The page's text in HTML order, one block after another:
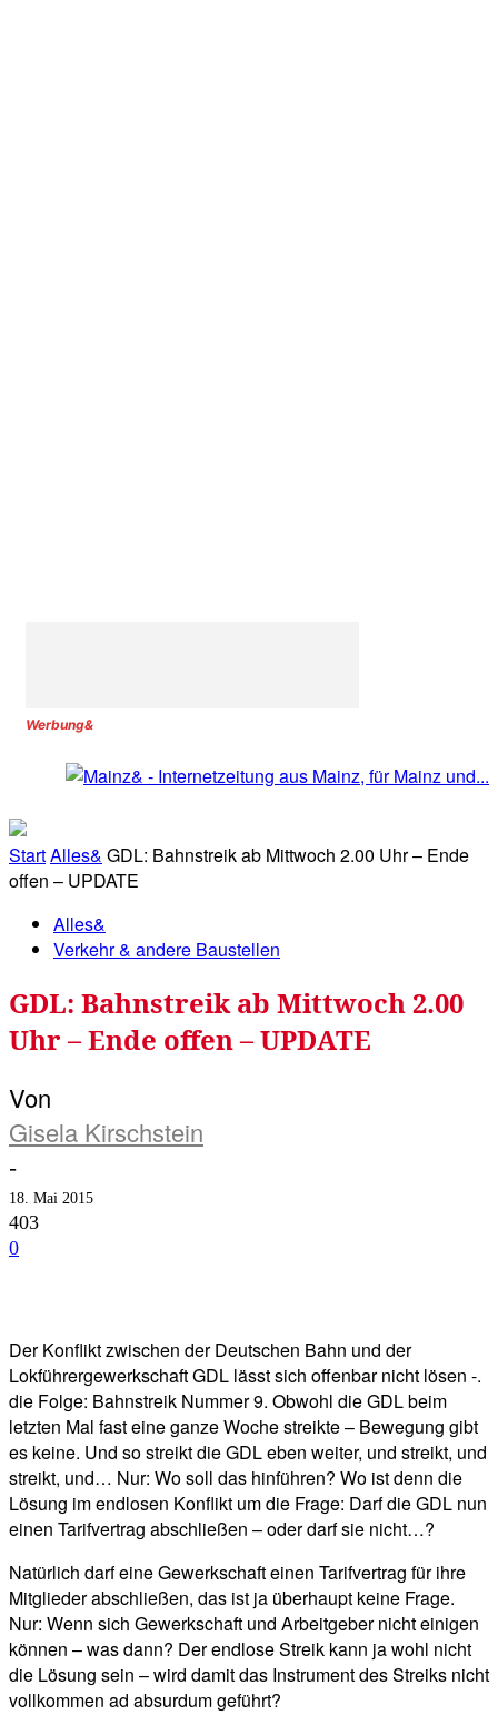
Werbung&
StartAlles& GDL: Bahnstreik ab Mittwoch 2.00 Uhr – Ende
offen – UPDATE
Alles&
Verkehr & andere Baustellen
GDL: Bahnstreik ab Mittwoch 2.00
Uhr – Ende offen – UPDATE
Von
Gisela Kirschstein
-
18. Mai 2015
403
0
Der Konflikt zwischen der Deutschen Bahn und der
Lokführergewerkschaft GDL lässt sich offenbar nicht lösen -.
die Folge: Bahnstreik Nummer 9. Obwohl die GDL beim
letzten Mal fast eine ganze Woche streikte – Bewegung gibt
es keine. Und so streikt die GDL eben weiter, und streikt, und
streikt, und… Nur: Wo soll das hinführen? Wo ist denn die
Lösung im endlosen Konflikt um die Frage: Darf die GDL nun
einen Tarifvertrag abschließen – oder darf sie nicht…?
Natürlich darf eine Gewerkschaft einen Tarifvertrag für ihre
Mitglieder abschließen, das ist ja überhaupt keine Frage.
Nur: Wenn sich Gewerkschaft und Arbeitgeber nicht einigen
können – was dann? Der endlose Streik kann ja wohl nicht
die Lösung sein – wird damit das Instrument des Streiks nicht
vollkommen ad absurdum geführt?